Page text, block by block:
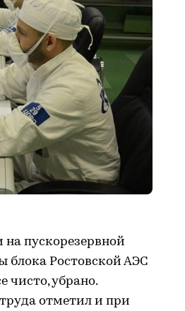
пускорезервной
блока Ростовской АЭС
чисто, убрано.
отметил и при